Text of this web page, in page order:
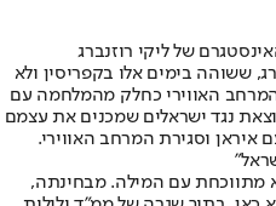
של ליקי רוזנברג
, ששוהה בימים אלו בקפריסין ולא
האווירי כחלק מהמלחמה עם
נגד ישראלים שמכנים את עצמם
וסגירת המרחב האווירי.
מתווכחת עם המילה. מבחינתה,